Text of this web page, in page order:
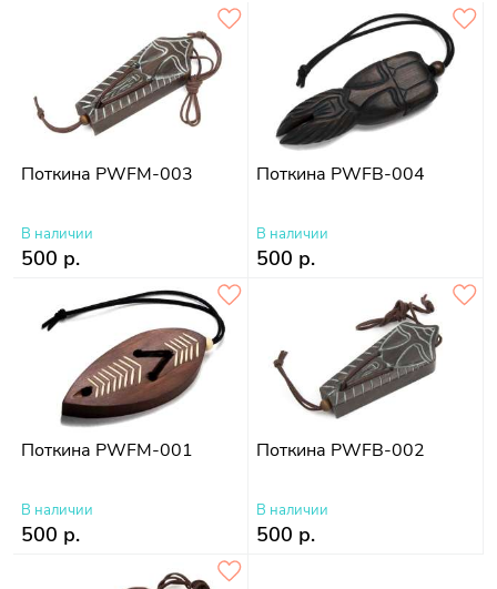
Поткина PWFM-003
В наличии
500 р.
Поткина PWFB-004
В наличии
500 р.
Поткина PWFM-001
В наличии
500 р.
Поткина PWFB-002
В наличии
500 р.